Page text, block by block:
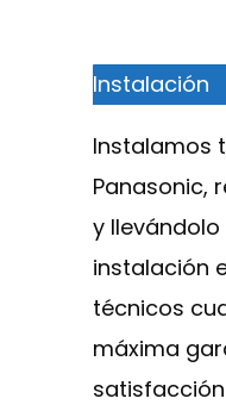
Instalación
Instalamos
Panasonic,
y llevándolo
instalación
técnicos
máxima